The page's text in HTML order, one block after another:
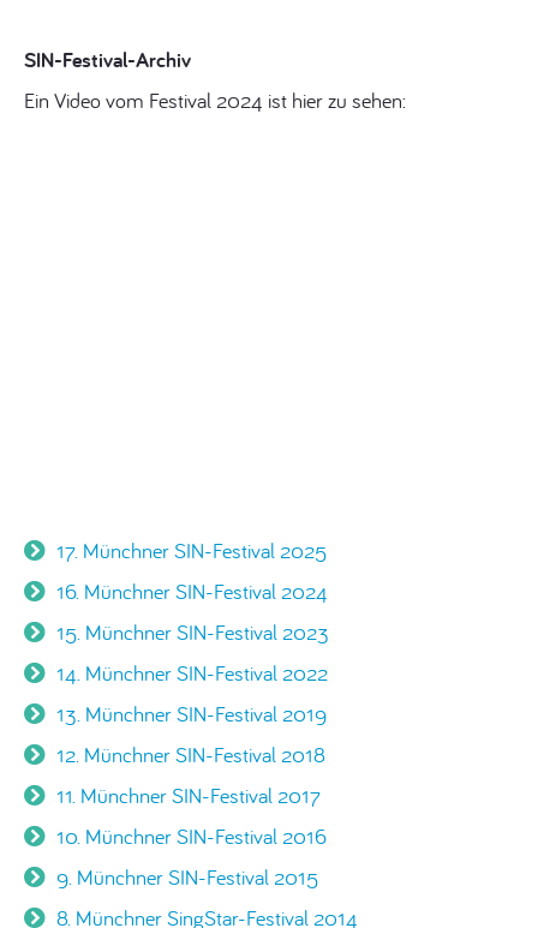
SIN-Festival-Archiv
Ein Video vom Festival 2024 ist hier zu sehen:
17. Münchner SIN-Festival 2025
16. Münchner SIN-Festival 2024
15. Münchner SIN-Festival 2023
14. Münchner SIN-Festival 2022
13. Münchner SIN-Festival 2019
12. Münchner SIN-Festival 2018
11. Münchner SIN-Festival 2017
10. Münchner SIN-Festival 2016
9. Münchner SIN-Festival 2015
8. Münchner SingStar-Festival 2014